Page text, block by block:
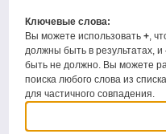
Ключевые слова:
Вы можете использовать+ ,
должны быть в результатах, и
быть не должно. Вы можете
поиска любого слова из
для частичного совпадения.